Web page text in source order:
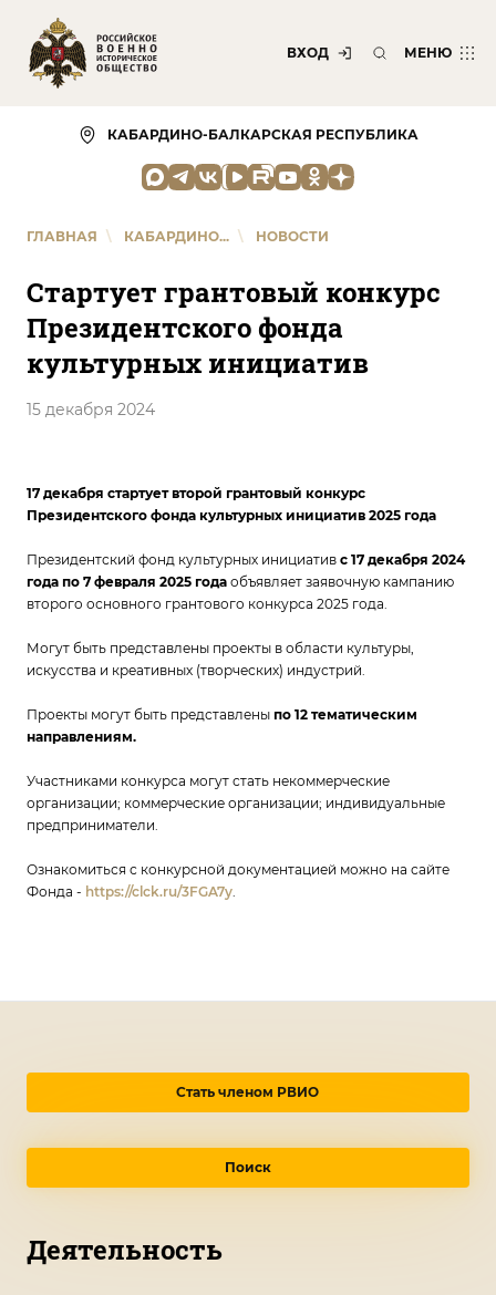
ВХОД МЕНЮ
КАБАРДИНО-БАЛКАРСКАЯ РЕСПУБЛИКА
ГЛАВНАЯ \ КАБАРДИНО... \ НОВОСТИ
Стартует грантовый конкурс
Президентского фонда
культурных инициатив
15 декабря 2024
17 декабря стартует второй грантовый конкурс
Президентского фонда культурных инициатив 2025 года
Президентский фонд культурных инициатив с 17 декабря 2024
года по 7 февраля 2025 года объявляет заявочную кампанию
второго основного грантового конкурса 2025 года.
Могут быть представлены проекты в области культуры,
искусства и креативных (творческих) индустрий.
Проекты могут быть представлены по 12 тематическим
направлениям.
Участниками конкурса могут стать некоммерческие
организации; коммерческие организации; индивидуальные
предприниматели.
Ознакомиться с конкурсной документацией можно на сайте
Фонда - https://clck.ru/3FGA7y.
Стать членом РВИО
Поиск
Деятельность